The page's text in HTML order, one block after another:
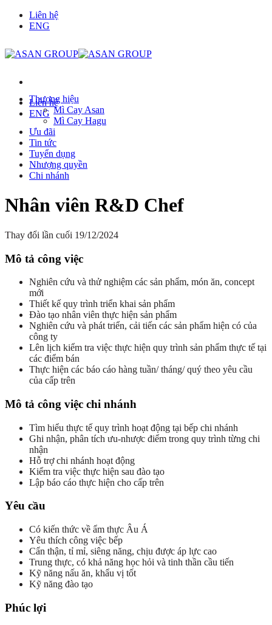
Chuyển
dung
Liên hệ
ENG
Liên hệ
ENG
Thương hiệu
Mì Cay Asan
Mì Cay Hagu
Ưu đãi
Tin tức
Tuyển dụng
Nhượng quyền
Chi nhánh
Nhân viên R&D Chef
Thay đổi lần cuối 19/12/2024
Mô tả công việc
Nghiên cứu và thử nghiệm các sản phẩm, món ăn, concept
mới
Thiết kế quy trình triển khai sản phẩm
Đào tạo nhân viên thực hiện sản phẩm
Nghiên cứu và phát triển, cải tiến các sản phẩm hiện có của
công ty
Lên lịch kiểm tra việc thực hiện quy trình sản phẩm thực tế tại
các điểm bán
Thực hiện các báo cáo hàng tuần/ tháng/ quý theo yêu cầu
của cấp trên
Mô tả công việc chi nhánh
Tìm hiểu thực tế quy trình hoạt động tại bếp chi nhánh
Ghi nhận, phân tích ưu-nhược điểm trong quy trình từng chi
nhận
Hỗ trợ chi nhánh hoạt động
Kiểm tra việc thực hiện sau đào tạo
Lập báo cáo thực hiện cho cấp trên
Yêu cầu
Có kiến thức về ẩm thực Âu Á
Yêu thích công việc bếp
Cẩn thận, tỉ mỉ, siêng năng, chịu được áp lực cao
Trung thực, có khả năng học hỏi và tinh thần cầu tiến
Kỹ năng nấu ăn, khẩu vị tốt
Kỹ năng đào tạo
Phúc lợi